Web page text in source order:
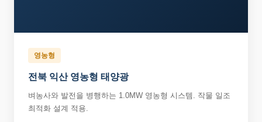
영농형
전북 익산 영농형 태양광
벼농사와 발전을 병행하는 1.0MW 영농형 시스템. 작물 일조
최적화 설계 적용.